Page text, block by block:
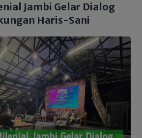
Jambi Gelar Dialog
Haris-Sani